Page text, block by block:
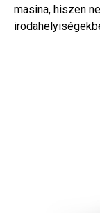
masina, hiszen